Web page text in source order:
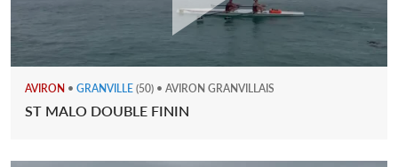
AVIRON • GRANVILLE (50) • AVIRON GRANVILLAIS
ST MALO DOUBLE FININ